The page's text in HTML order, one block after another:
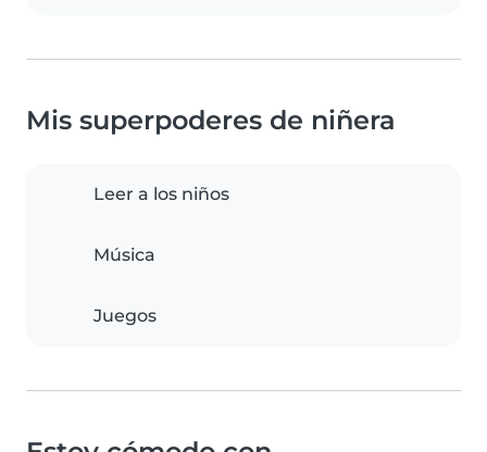
Mis superpoderes de niñera
Leer a los niños
Música
Juegos